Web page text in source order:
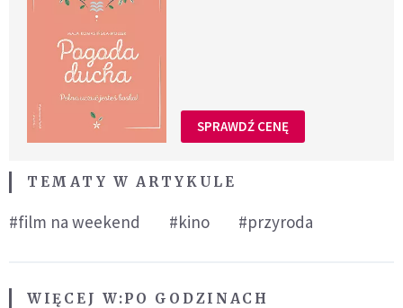
SPRAWDŹ CENĘ
TEMATY W ARTYKULE
#film na weekend #kino #przyroda
WIĘCEJ W:PO GODZINACH